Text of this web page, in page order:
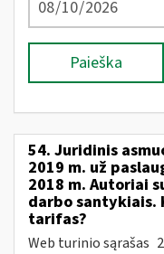
Paieška
54. Juridinis
2019 m. už
2018 m. Autoriai
darbo santykiais.
tarifas?
Web turinio sąrašas